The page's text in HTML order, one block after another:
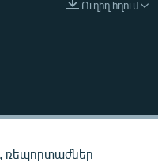
Ուղիղ հղում
ռեպորտաժներ